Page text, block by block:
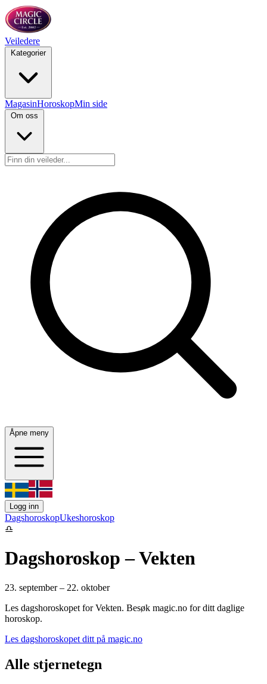
Veiledere
Kategorier
MagasinHoroskopMin side
Åpne meny
Logg inn
DagshoroskopUkeshoroskop
♎
Dagshoroskop – Vekten
23. september – 22. oktober
Les dagshoroskopet for Vekten. Besøk magic.no for ditt daglige
horoskop.
Les dagshoroskopet ditt på magic.no
Alle stjernetegn